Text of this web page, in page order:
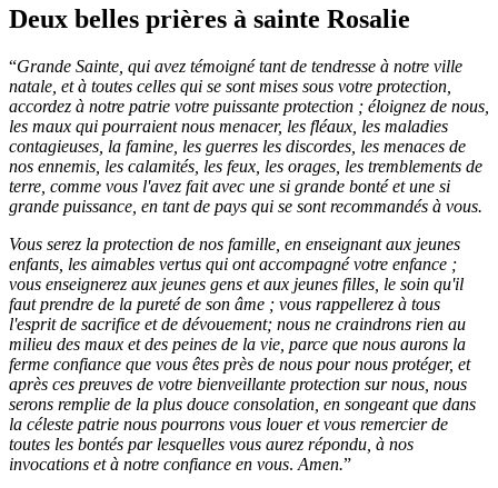
Deux belles prières à sainte Rosalie
“Grande Sainte, qui avez témoigné tant de tendresse à notre ville
natale, et à toutes celles qui se sont mises sous votre protection,
accordez à notre patrie votre puissante protection ; éloignez de nous,
les maux qui pourraient nous menacer, les fléaux, les maladies
contagieuses, la famine, les guerres les discordes, les menaces de
nos ennemis, les calamités, les feux, les orages, les tremblements de
terre, comme vous l'avez fait avec une si grande bonté et une si
grande puissance, en tant de pays qui se sont recommandés à vous.
Vous serez la protection de nos famille, en enseignant aux jeunes
enfants, les aimables vertus qui ont accompagné votre enfance ;
vous enseignerez aux jeunes gens et aux jeunes filles, le soin qu'il
faut prendre de la pureté de son âme ; vous rappellerez à tous
l'esprit de sacrifice et de dévouement; nous ne craindrons rien au
milieu des maux et des peines de la vie, parce que nous aurons la
ferme confiance que vous êtes près de nous pour nous protéger, et
après ces preuves de votre bienveillante protection sur nous, nous
serons remplie de la plus douce consolation, en songeant que dans
la céleste patrie nous pourrons vous louer et vous remercier de
toutes les bontés par lesquelles vous aurez répondu, à nos
invocations et à notre confiance en vous. Amen.”